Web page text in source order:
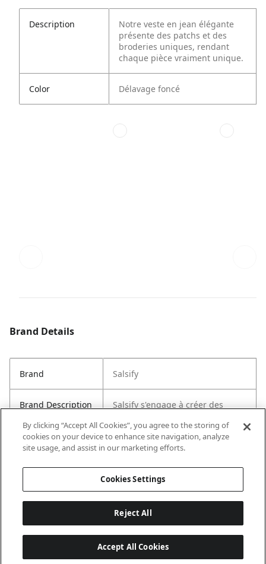
Description
Notre veste en jean élégante
présente des patchs et des
broderies uniques, rendant
chaque pièce vraiment unique.
Color Délavage foncé
Brand Details
Brand Salsify
Brand Description
Salsify s'engage à créer des
pour une utilisation quotidienne.
By clicking “Accept All Cookies”, you agree to the storing of
cookies on your device to enhance site navigation, analyze
site usage, and assist in our marketing efforts.
Cookies Settings
Reject All
Accept All Cookies